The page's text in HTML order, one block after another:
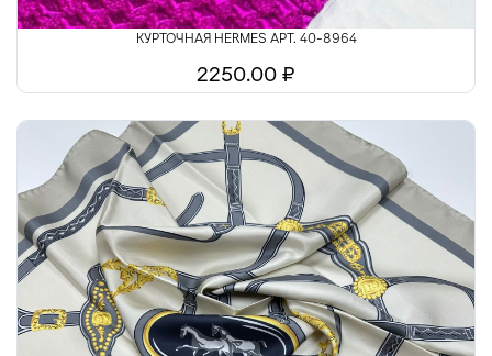
КУРТОЧНАЯ HERMES АРТ. 40-8964
2250.00 ₽